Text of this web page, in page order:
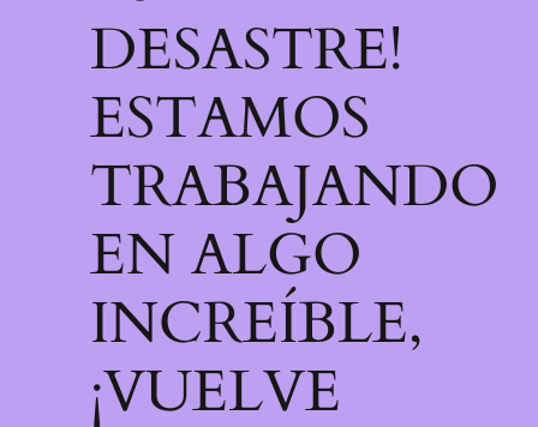
DESASTRE!
ESTAMOS
TRABAJANDO
EN ALGO
INCREÍBLE,
¡VUELVE